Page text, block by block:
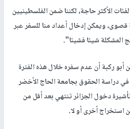
الأكثر حاجة، لكننا ضمن الفلسطينيين
قصوى، ويمكن إدخال أعداد منا للسفر عبر
المشكلة شيئا فشيئا".
أبو ركبة أن عدم سفره خلال هذه الفترة
دراسة الحقوق بجامعة الحاج الأخضر
تأشيرة دخول الجزائر تنتهي بعد أقل من
أخرى أو لا.